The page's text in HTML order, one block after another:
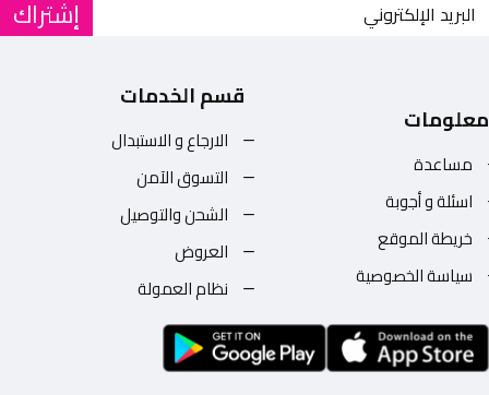
إشتراك
معلومات
مساعدة
اسئلة و أجوبة
خريطة الموقع
سياسة الخصوصية
قسم الخدمات
الارجاع و الاستبدال
التسوق الآمن
الشحن والتوصيل
العروض
نظام العمولة